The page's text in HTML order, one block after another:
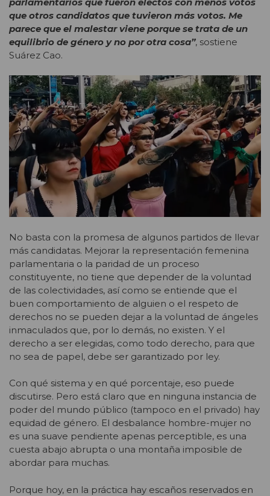
que otros candidatos que tuvieron más votos. Me
parece que el malestar viene porque se trata de un
equilibrio de género y no por otra cosa”, sostiene
Suárez Cao.
No basta con la promesa de algunos partidos de llevar
más candidatas. Mejorar la representación femenina
parlamentaria o la paridad de un proceso
constituyente, no tiene que depender de la voluntad
de las colectividades, así como se entiende que el
buen comportamiento de alguien o el respeto de
derechos no se pueden dejar a la voluntad de ángeles
inmaculados que, por lo demás, no existen. Y el
derecho a ser elegidas, como todo derecho, para que
no sea de papel, debe ser garantizado por ley.
Con qué sistema y en qué porcentaje, eso puede
discutirse. Pero está claro que en ninguna instancia de
poder del mundo público (tampoco en el privado) hay
equidad de género. El desbalance hombre-mujer no
es una suave pendiente apenas perceptible, es una
cuesta abajo abrupta o una montaña imposible de
abordar para muchas.
Porque hoy, en la práctica hay escaños reservados en